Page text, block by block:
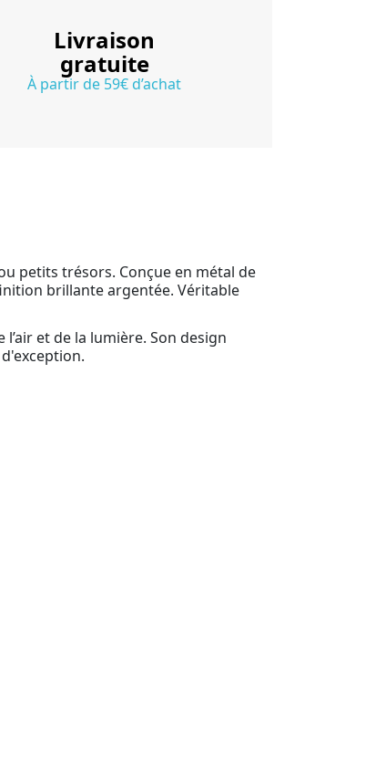
Livraison
gratuite
À partir de 59€ d’achat
petits trésors. Conçue en métal de
brillante argentée. Véritable
et de la lumière. Son design